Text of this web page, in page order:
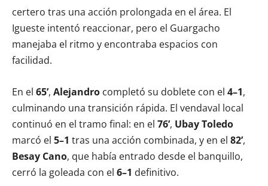
certero tras una acción prolongada en el área. El
Igueste intentó reaccionar, pero el Guargacho
manejaba el ritmo y encontraba espacios con
facilidad.
En el 65’, Alejandro completó su doblete con el 4–1,
culminando una transición rápida. El vendaval local
continuó en el tramo final: en el 76’, Ubay Toledo
marcó el 5–1 tras una acción combinada, y en el 82’,
Besay Cano, que había entrado desde el banquillo,
cerró la goleada con el 6–1 definitivo.